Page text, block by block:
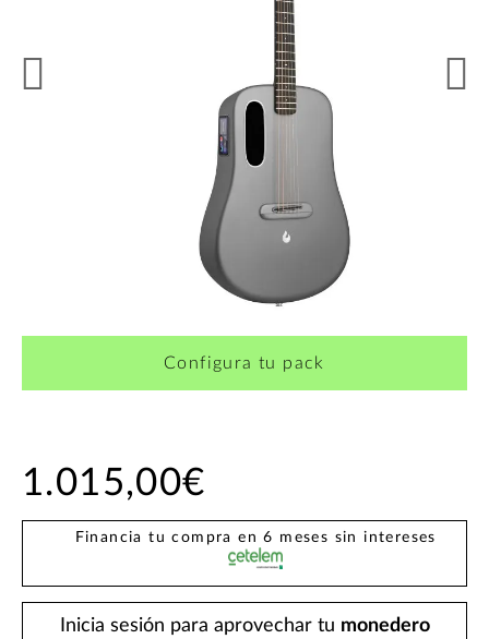
¿Quieres crearte tu propio pack?
Configura tu pack
1.015,00€
Financia tu compra en 6 meses sin intereses
Inicia sesión para aprovechar tu monedero